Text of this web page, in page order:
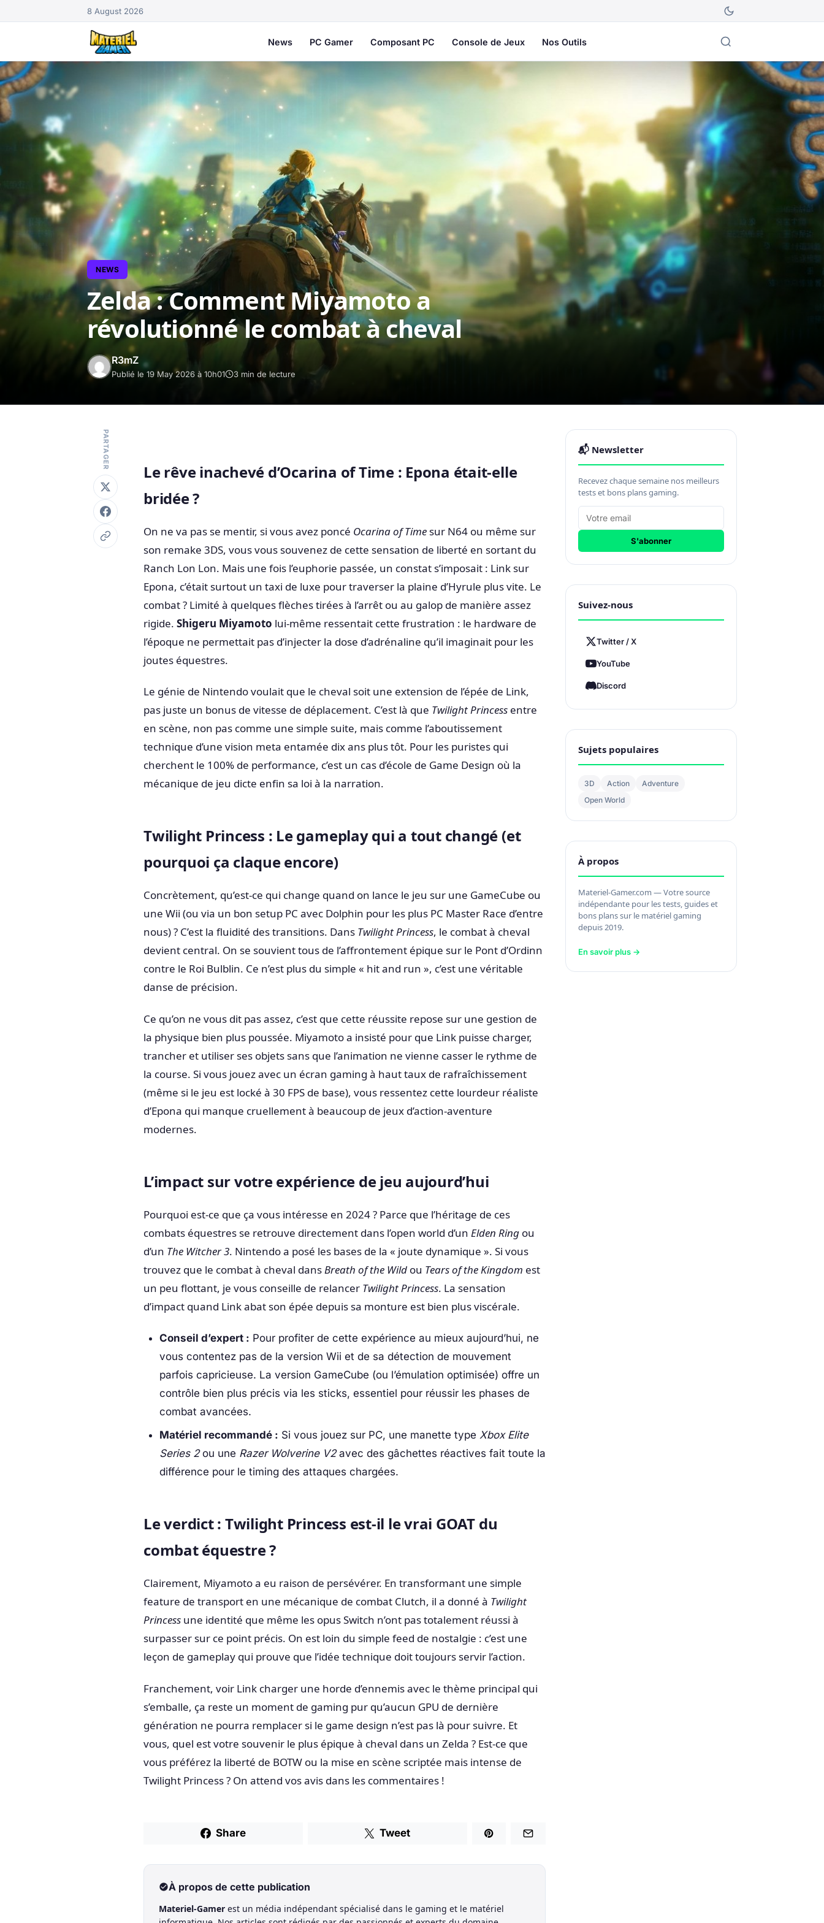
8 August 2026
News PC Gamer Composant PC Console de Jeux Nos Outils
NEWS
Zelda : Comment Miyamoto a
révolutionné le combat à cheval
R3mZ
Publié le 19 May 2026 à 10h01 3 min de lecture
PARTAGER
Le rêve inachevé d’Ocarina of Time : Epona était-elle
bridée ?
On ne va pas se mentir, si vous avez poncé Ocarina of Time sur N64 ou même sur
son remake 3DS, vous vous souvenez de cette sensation de liberté en sortant du
Ranch Lon Lon. Mais une fois l’euphorie passée, un constat s’imposait : Link sur
Epona, c’était surtout un taxi de luxe pour traverser la plaine d’Hyrule plus vite. Le
combat ? Limité à quelques flèches tirées à l’arrêt ou au galop de manière assez
rigide. Shigeru Miyamoto lui-même ressentait cette frustration : le hardware de
l’époque ne permettait pas d’injecter la dose d’adrénaline qu’il imaginait pour les
joutes équestres.
Le génie de Nintendo voulait que le cheval soit une extension de l’épée de Link,
pas juste un bonus de vitesse de déplacement. C’est là que Twilight Princess entre
en scène, non pas comme une simple suite, mais comme l’aboutissement
technique d’une vision meta entamée dix ans plus tôt. Pour les puristes qui
cherchent le 100% de performance, c’est un cas d’école de Game Design où la
mécanique de jeu dicte enfin sa loi à la narration.
Twilight Princess : Le gameplay qui a tout changé (et
pourquoi ça claque encore)
Concrètement, qu’est-ce qui change quand on lance le jeu sur une GameCube ou
une Wii (ou via un bon setup PC avec Dolphin pour les plus PC Master Race d’entre
nous) ? C’est la fluidité des transitions. Dans Twilight Princess, le combat à cheval
devient central. On se souvient tous de l’affrontement épique sur le Pont d’Ordinn
contre le Roi Bulblin. Ce n’est plus du simple « hit and run », c’est une véritable
danse de précision.
Ce qu’on ne vous dit pas assez, c’est que cette réussite repose sur une gestion de
la physique bien plus poussée. Miyamoto a insisté pour que Link puisse charger,
trancher et utiliser ses objets sans que l’animation ne vienne casser le rythme de
la course. Si vous jouez avec un écran gaming à haut taux de rafraîchissement
(même si le jeu est locké à 30 FPS de base), vous ressentez cette lourdeur réaliste
d’Epona qui manque cruellement à beaucoup de jeux d’action-aventure
modernes.
L’impact sur votre expérience de jeu aujourd’hui
Pourquoi est-ce que ça vous intéresse en 2024 ? Parce que l’héritage de ces
combats équestres se retrouve directement dans l’open world d’un Elden Ring ou
d’un The Witcher 3. Nintendo a posé les bases de la « joute dynamique ». Si vous
trouvez que le combat à cheval dans Breath of the Wild ou Tears of the Kingdom est
un peu flottant, je vous conseille de relancer Twilight Princess. La sensation
d’impact quand Link abat son épée depuis sa monture est bien plus viscérale.
Conseil d’expert : Pour profiter de cette expérience au mieux aujourd’hui, ne
vous contentez pas de la version Wii et de sa détection de mouvement
parfois capricieuse. La version GameCube (ou l’émulation optimisée) offre un
contrôle bien plus précis via les sticks, essentiel pour réussir les phases de
combat avancées.
Matériel recommandé : Si vous jouez sur PC, une manette type Xbox Elite
Series 2ou une Razer Wolverine V2avec des gâchettes réactives fait toute la
différence pour le timing des attaques chargées.
Le verdict : Twilight Princess est-il le vrai GOAT du
combat équestre ?
Clairement, Miyamoto a eu raison de persévérer. En transformant une simple
feature de transport en une mécanique de combat Clutch, il a donné à Twilight
Princess une identité que même les opus Switch n’ont pas totalement réussi à
surpasser sur ce point précis. On est loin du simple feed de nostalgie : c’est une
leçon de gameplay qui prouve que l’idée technique doit toujours servir l’action.
Franchement, voir Link charger une horde d’ennemis avec le thème principal qui
s’emballe, ça reste un moment de gaming pur qu’aucun GPU de dernière
génération ne pourra remplacer si le game design n’est pas là pour suivre. Et
vous, quel est votre souvenir le plus épique à cheval dans un Zelda ? Est-ce que
vous préférez la liberté de BOTW ou la mise en scène scriptée mais intense de
Twilight Princess ? On attend vos avis dans les commentaires !
Share Tweet
À propos de cette publication
Materiel-Gamer est un média indépendant spécialisé dans le gaming et le matériel
📬 Newsletter
Recevez chaque semaine nos meilleurs
tests et bons plans gaming.
S'abonner
Suivez-nous
Twitter / X
YouTube
Discord
Sujets populaires
3D Action
Adventure
Open World
À propos
Materiel-Gamer.com — Votre source
indépendante pour les tests, guides et
bons plans sur le matériel gaming
depuis 2019.
En savoir plus →